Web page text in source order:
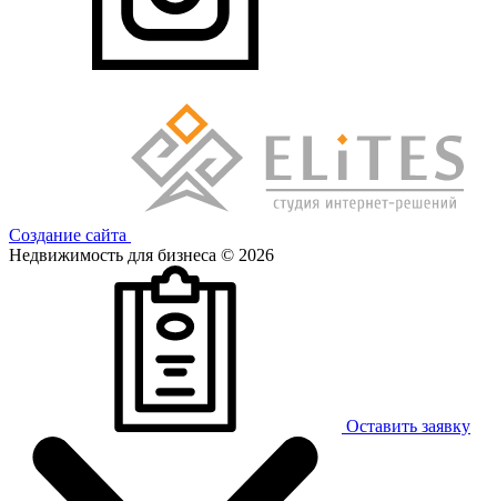
Создание сайта
Недвижимость для бизнеса © 2026
Оставить заявку